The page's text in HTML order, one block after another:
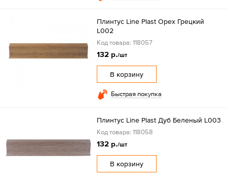
Плинтус Line Plast Орех Грецкий
L002
Код товара: 118057
132 р./шт
В корзину
Быстрая покупка
Плинтус Line Plast Дуб Беленый L003
Код товара: 118058
132 р./шт
В корзину